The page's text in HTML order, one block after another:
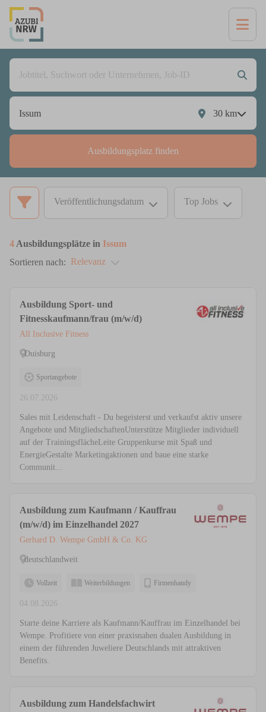
30 km
Ausbildungsplatz finden
Veröffentlichungsdatum Top Jobs
4 Ausbildungsplätze in Issum
Sortieren nach: Relevanz
Ausbildung Sport- und
Fitnesskaufmann/frau (m/w/d)
All Inclusive Fitness
Duisburg
Sportangebote
26.07.2026
Sales mit Leidenschaft - Du begeisterst und verkaufst aktiv unsere
Angebote und MitgliedschaftenUnterstütze Mitglieder individuell
auf der TrainingsflächeLeite Gruppenkurse mit Spaß und
EnergieGestalte Marketingaktionen und baue eine starke
Communit...
Ausbildung zum Kaufmann / Kauffrau
(m/w/d) im Einzelhandel 2027
Gerhard D. Wempe GmbH & Co. KG
deutschlandweit
Vollzeit Weiterbildungen Firmenhandy
04.08.2026
Starte deine Karriere als Kaufmann/Kauffrau im Einzelhandel bei
Wempe. Profitiere von einer praxisnahen dualen Ausbildung in
einem der führenden Juweliere Deutschlands mit attraktiven
Benefits.
Ausbildung zum Handelsfachwirt